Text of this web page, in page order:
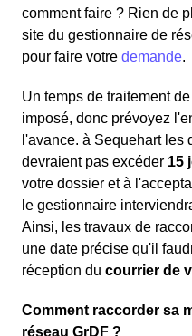
comment faire ? Rien de
site du gestionnaire de
pour faire votre demande.
Un temps de traitement
imposé, donc prévoyez
l'avance. à Sequehart les
devraient pas excéder 15
votre dossier et à
le gestionnaire
Ainsi, les travaux de
une date précise qu'il
réception du courrier de
Comment raccorder sa
réseau GrDF ?